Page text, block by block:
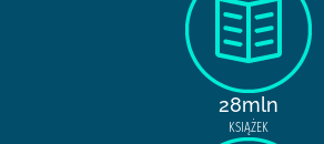
28mln
KSIĄŻEK